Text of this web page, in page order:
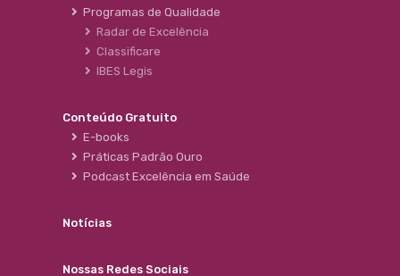
Programas de Qualidade
Radar de Excelência
Classificare
IBES Legis
Conteúdo Gratuito
E-books
Práticas Padrão Ouro
Podcast Excelência em Saúde
Notícias
Nossas Redes Sociais